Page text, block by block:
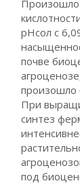
Произошло
рНсол с
почве
произошло
При
синтез
под